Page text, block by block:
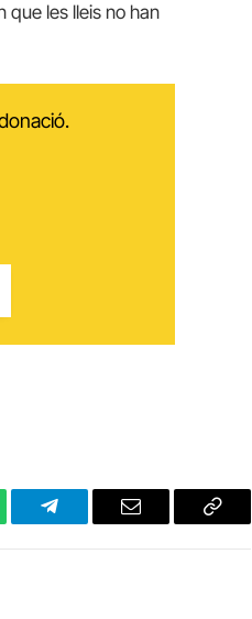
que les lleis no han
Telegram Email
Copy